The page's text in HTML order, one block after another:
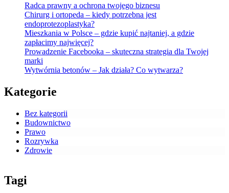
Radca prawny a ochrona twojego biznesu
Chirurg i ortopeda – kiedy potrzebna jest
endoprotezoplastyka?
Mieszkania w Polsce – gdzie kupić najtaniej, a gdzie
zapłacimy najwięcej?
Prowadzenie Facebooka – skuteczna strategia dla Twojej
marki
Wytwórnia betonów – Jak działa? Co wytwarza?
Kategorie
Bez kategorii
Budownictwo
Prawo
Rozrywka
Zdrowie
Tagi